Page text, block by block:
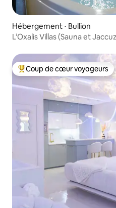
Hébergement ⋅ Bullion
L’Oxalis Villas (Sauna et
Coups de cœur voyageurs les
Coup de cœur voyageurs